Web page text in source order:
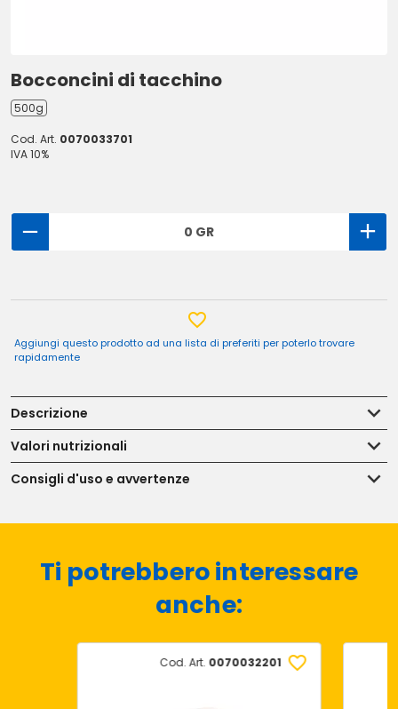
Bocconcini di tacchino
500g
Cod. Art. 0070033701
IVA 10%
0 GR
Aggiungi questo prodotto ad una lista di preferiti per poterlo trovare
rapidamente
Descrizione
Valori nutrizionali
Consigli d'uso e avvertenze
Ti potrebbero interessare
anche:
Cod. Art. 0070032201